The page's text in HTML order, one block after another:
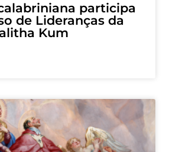
participa
de Lideranças da
Kum